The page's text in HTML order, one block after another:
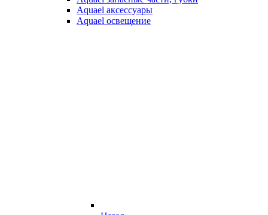
Aquael аксессуары
Aquael освещение